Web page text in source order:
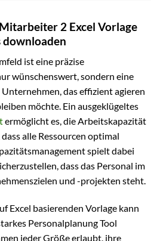
2 Excel Vorlage
downloaden
ist eine präzise
wünschenswert, sondern eine
das effizient agieren
möchte. Ein ausgeklügeltes
ermöglicht es, die Arbeitskapazität
alle Ressourcen optimal
spielt dabei
dass das Personal im
und -projekten steht.
Excel basierenden Vorlage kann
Personalplanung Tool
jeder Größe erlaubt, ihre